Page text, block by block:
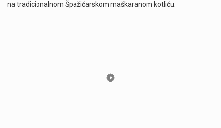
na tradicionalnom Špažićarskom maškaranom kotliću.